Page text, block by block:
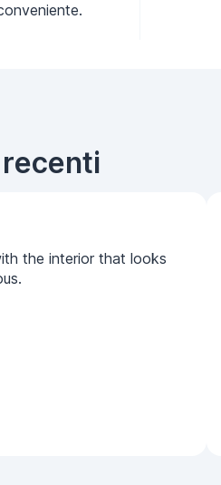
the interior that looks